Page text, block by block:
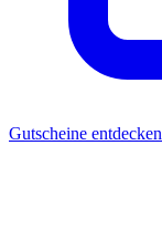
Gutscheine entdecken